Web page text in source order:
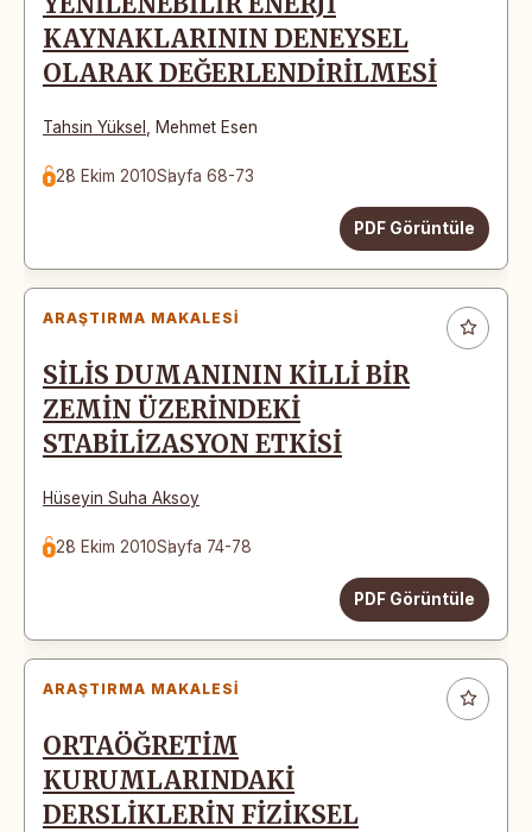
KAYNAKLARININ DENEYSEL
OLARAK DEĞERLENDİRİLMESİ
Tahsin Yüksel Mehmet Esen
28 Ekim 2010Sayfa 68-73
PDF Görüntüle
ARAŞTIRMA MAKALESI
SİLİS DUMANININ KİLLİ BİR
ZEMİN ÜZERİNDEKİ
STABİLİZASYON ETKİSİ
Hüseyin Suha Aksoy
28 Ekim 2010Sayfa 74-78
PDF Görüntüle
ARAŞTIRMA MAKALESI
ORTAÖĞRETİM
KURUMLARINDAKİ
DERSLİKLERİN FİZİKSEL